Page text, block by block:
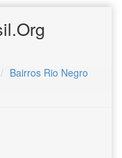
Bairros Rio Negro